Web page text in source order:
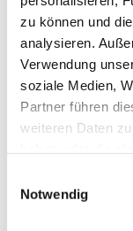
zu können und
analysieren.
Verwendung
soziale Medien,
Partner führen
weiteren Daten
Notwendig